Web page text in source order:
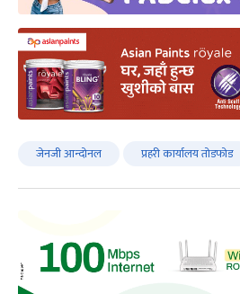
जेनजी आन्दोनल प्रहरी कार्यालय तोडफोड